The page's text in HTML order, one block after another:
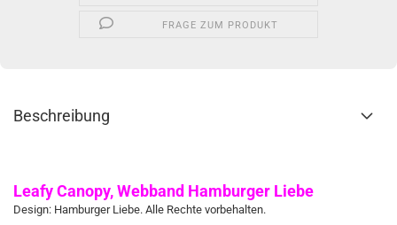
FRAGE ZUM PRODUKT
Beschreibung
Leafy Canopy, Webband Hamburger Liebe
Design: Hamburger Liebe. Alle Rechte vorbehalten.